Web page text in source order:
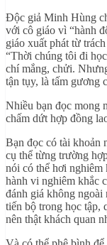
Độc giả Minh Hùng
với cô giáo vì “hành
giáo xuất phát từ
“Thời chúng tôi đi
chí mắng, chửi.
tận tụy, là tấm gương
Nhiều bạn đọc mong
chấm dứt hợp đồng
Bạn đọc có tài khoản
cụ thể từng trường
nói có thể hơi nghiêm
hành vi nghiêm khắc
đánh giá không ngoài
tiến bộ trong học tập,
nên thật khách quan